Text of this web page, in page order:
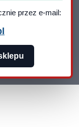
przez e-mail: